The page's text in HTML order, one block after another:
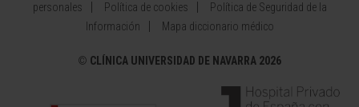
personales
Política de cookies
Política de Seguridad de la
Información
Mapa diccionario médico
© CLÍNICA UNIVERSIDAD DE NAVARRA 2026